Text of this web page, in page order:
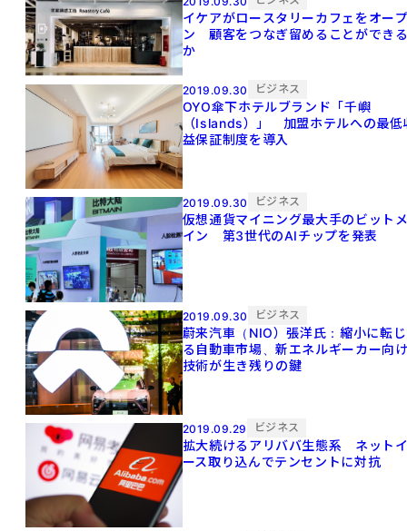
イケアがロースタリーカフェをオー
ン 顧客をつなぎ留めることができ
か
2019.09.30 ビジネス
OYO傘下ホテルブランド「千嶼
（Islands）」 加盟ホテルへの最低
益保証制度を導入
2019.09.30 ビジネス
仮想通貨マイニング最大手のビット
イン 第3世代のAIチップを発表
2019.09.30 ビジネス
蔚来汽車（NIO）張洋氏：縮小に転じ
る自動車市場、新エネルギーカー向
技術が生き残りの鍵
2019.09.29 ビジネス
拡大続けるアリババ生態系 ネット
ース取り込んでテンセントに対抗